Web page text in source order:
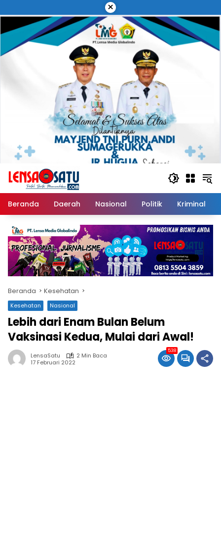
ke
konten
×
Beranda Daerah Nasional Politik Kriminal
Beranda Kesehatan
Kesehatan Nasional
Lebih dari Enam Bulan Belum
Vaksinasi Kedua, Mulai dari Awal!
LensaSatu
2 Min Baca
17 Februari 2022
538